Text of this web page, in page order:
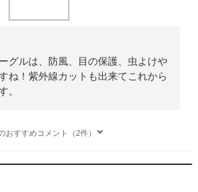
グルは、防風、目の保護、虫よけや
ね！紫外線カットも出来てこれから
。
おすすめコメント（2件）